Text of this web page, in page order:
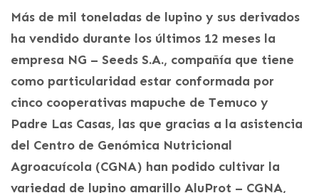
Más de mil toneladas de lupino y sus derivados
ha vendido durante los últimos 12 meses la
empresa NG – Seeds S.A., compañía que tiene
como particularidad estar conformada por
cinco cooperativas mapuche de Temuco y
Padre Las Casas, las que gracias a la asistencia
del Centro de Genómica Nutricional
Agroacuícola (CGNA) han podido cultivar la
variedad de lupino amarillo AluProt – CGNA,